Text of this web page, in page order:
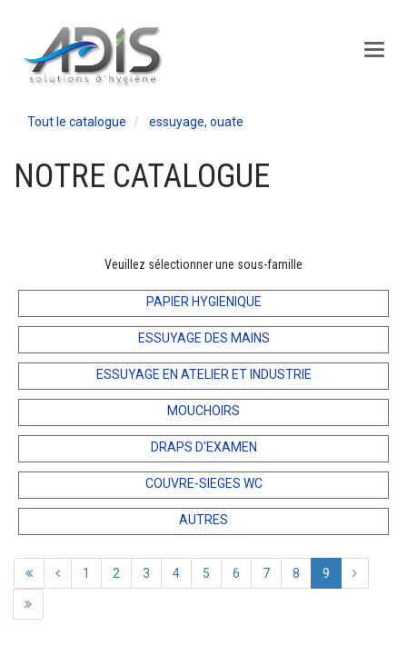
Main
Menu
Tout le catalogue essuyage, ouate
NOTRE CATALOGUE
Veuillez sélectionner une sous-famille
PAPIER HYGIENIQUE
ESSUYAGE DES MAINS
ESSUYAGE EN ATELIER ET INDUSTRIE
MOUCHOIRS
DRAPS D'EXAMEN
COUVRE-SIEGES WC
AUTRES
1 2 3 4 5 6 7 8 9